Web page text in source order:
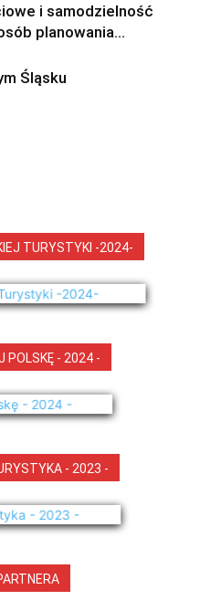
i samodzielność
planowania...
Śląsku
TURYSTYKI -2024-
POLSKĘ - 2024 -
- 2023 -